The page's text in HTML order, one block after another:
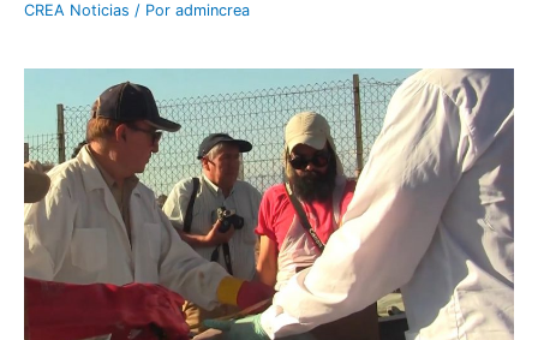
CREA Noticias / Por admincrea